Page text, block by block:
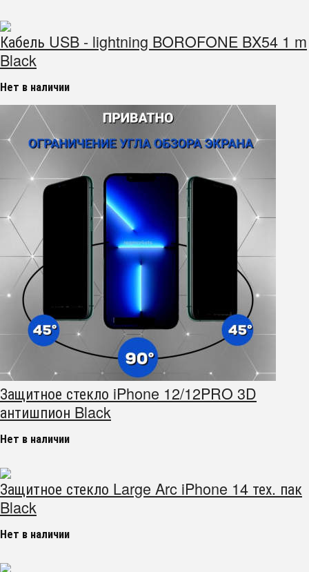
Кабель USB - lightning BOROFONE BX54 1 m
Black
Нет в наличии
Защитное стекло iPhone 12/12PRO 3D
антишпион Black
Нет в наличии
Защитное стекло Large Arc iPhone 14 тех. пак
Black
Нет в наличии